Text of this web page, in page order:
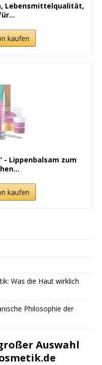
Lebensmittelqualität,
kaufen
- Lippenbalsam zum
kaufen
Was die Haut wirklich
Philosophie der
Auswahl